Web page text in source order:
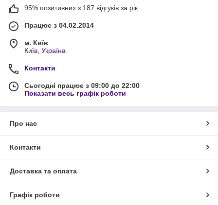
95% позитивних з 187 відгуків за рік
Працює з 04.02.2014
м. Київ
Київ, Україна
Контакти
Сьогодні працює з 09:00 до 22:00
Показати весь графік роботи
Про нас
Контакти
Доставка та оплата
Графік роботи